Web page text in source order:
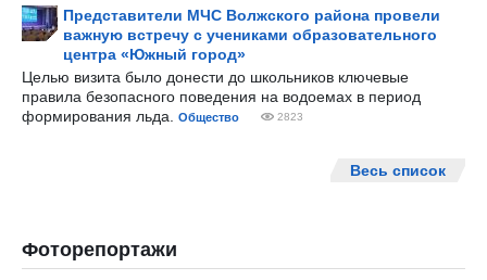
Представители МЧС Волжского района провели
важную встречу с учениками образовательного
центра «Южный город»
Целью визита было донести до школьников ключевые
правила безопасного поведения на водоемах в период
формирования льда.
Общество 2823
Весь список
Фоторепортажи